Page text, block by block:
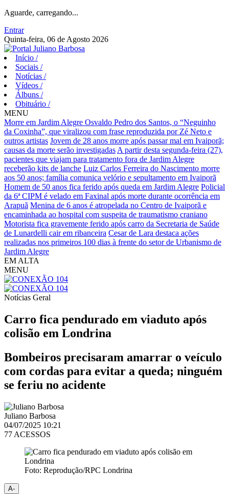
Aguarde, carregando...
Entrar
Quinta-feira, 06 de Agosto 2026
Início /
Sociais /
Notícias /
Vídeos /
Álbuns /
Obituário /
MENU
Morre em Jardim Alegre Osvaldo Pedro dos Santos, o “Neguinho
da Coxinha”, que viralizou com frase reproduzida por Zé Neto e
outros artistas Jovem de 28 anos morre após passar mal em Ivaiporã;
causas da morte serão investigadas A partir desta segunda-feira (27),
pacientes que viajam para tratamento fora de Jardim Alegre
receberão kits de lanche Luiz Carlos Ferreira do Nascimento morre
aos 50 anos; família comunica velório e sepultamento em Ivaiporã
Homem de 50 anos fica ferido após queda em Jardim Alegre Policial
da 6ª CIPM é velado em Faxinal após morte durante ocorrência em
Arapuã Menina de 6 anos é atropelada no Centro de Ivaiporã e
encaminhada ao hospital com suspeita de traumatismo craniano
Motorista fica gravemente ferido após carro da Secretaria de Saúde
de Lunardelli cair em ribanceira Cesar de Lara destaca ações
realizadas nos primeiros 100 dias à frente do setor de Urbanismo de
Jardim Alegre
EM ALTA
MENU
Notícias Geral
Carro fica pendurado em viaduto após
colisão em Londrina
Bombeiros precisaram amarrar o veículo
com cordas para evitar a queda; ninguém
se feriu no acidente
Juliano Barbosa
04/07/2025 10:21
77 ACESSOS
Foto: Reprodução/RPC Londrina
A-